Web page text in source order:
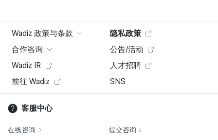
Wadiz 政策与条款
隐私政策
合作咨询
公告/活动
Wadiz IR
人才招聘
前往 Wadiz
SNS
客服中心
在线咨询 提交咨询